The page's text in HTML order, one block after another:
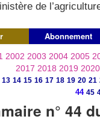
de
Abonnement
2002 2003 2004 2005
2017 2018 2019 2020
13 14 15 16 17 18 19 20 21
44 45
n° 44